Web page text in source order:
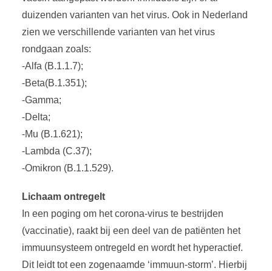
duizenden varianten van het virus. Ook in Nederland
zien we verschillende varianten van het virus
rondgaan zoals:
-Alfa (B.1.1.7);
-Beta(B.1.351);
-Gamma;
-Delta;
-Mu (B.1.621);
-Lambda (C.37);
-Omikron (B.1.1.529).
Lichaam ontregelt
In een poging om het corona-virus te bestrijden
(vaccinatie), raakt bij een deel van de patiënten het
immuunsysteem ontregeld en wordt het hyperactief.
Dit leidt tot een zogenaamde ‘immuun-storm’. Hierbij